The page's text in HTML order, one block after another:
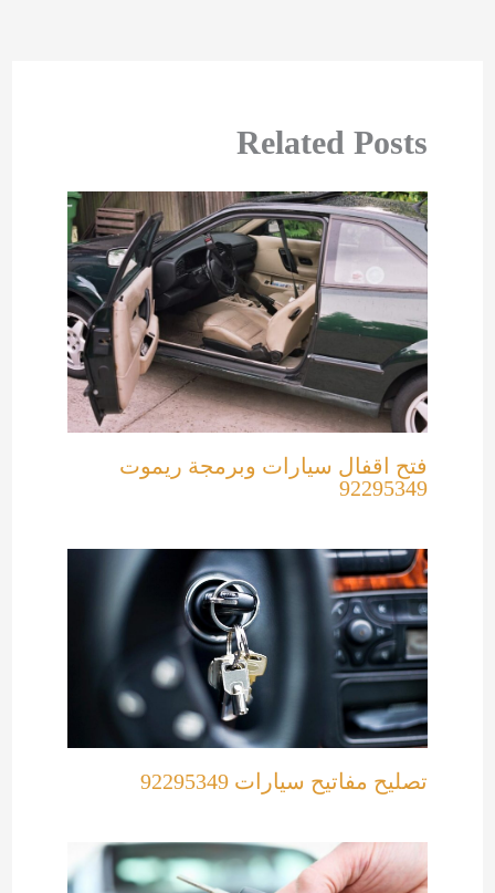
Related Posts
فتح اقفال سيارات وبرمجة ريموت
92295349
تصليح مفاتيح سيارات 92295349